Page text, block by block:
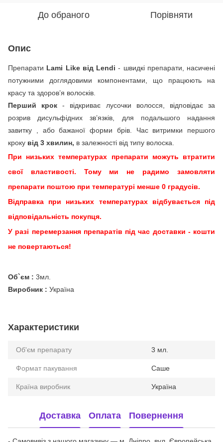
До обраного Порівняти
Опис
Препарати Lami Like від Lendi - швидкі препарати, насичені
потужними доглядовими компонентами, що працюють на
красу та здоров’я волосків.
Перший крок - відкриває лусочки волосся, відповідає за
розрив дисульфідних зв’язків, для подальшого надання
завитку , або бажаної форми брів. Час витримки першого
кроку від 3 хвилин, в залежності від типу волоска.
При низьких температурах препарати можуть втратити
свої властивості. Тому ми не радимо замовляти
препарати поштою при температурі менше 0 градусів.
Відправка при низьких температурах відбувається під
відповідальність покупця.
У разі перемерзання препаратів під час доставки - кошти
не повертаються!
Об`єм : 3мл.
Виробник : Україна
Характеристики
Об'єм препарату 3 мл.
Формат пакування Саше
Країна виробник Україна
Доставка Оплата Повернення